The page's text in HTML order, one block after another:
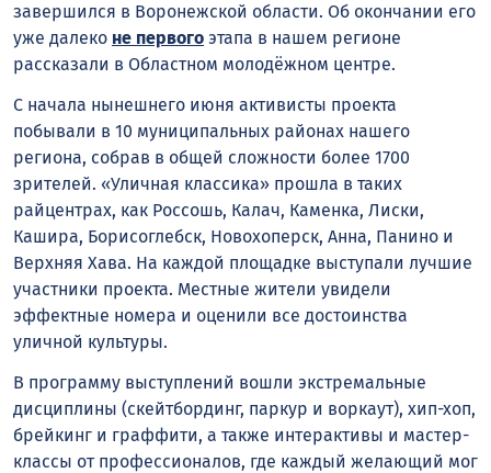
завершился в Воронежской области. Об окончании его
уже далеко не первого этапа в нашем регионе
рассказали в Областном молодёжном центре.
С начала нынешнего июня активисты проекта
побывали в 10 муниципальных районах нашего
региона, собрав в общей сложности более 1700
зрителей. «Уличная классика» прошла в таких
райцентрах, как Россошь, Калач, Каменка, Лиски,
Кашира, Борисоглебск, Новохоперск, Анна, Панино и
Верхняя Хава. На каждой площадке выступали лучшие
участники проекта. Местные жители увидели
эффектные номера и оценили все достоинства
уличной культуры.
В программу выступлений вошли экстремальные
дисциплины (скейтбординг, паркур и воркаут), хип-хоп,
брейкинг и граффити, а также интерактивы и мастер-
классы от профессионалов, где каждый желающий мог